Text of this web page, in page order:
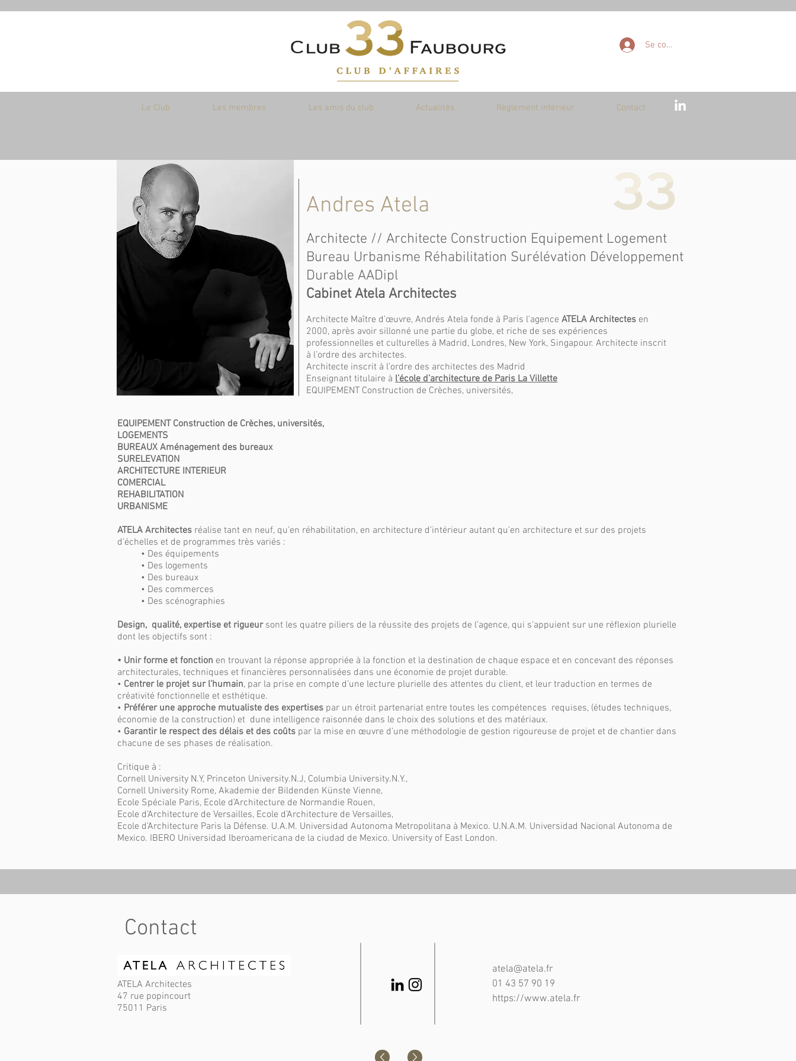
Se connecter
Le Club Les membres Les amis du club Actualités Règlement intérieur Contact
Andres Atela
Architecte // Architecte Construction Equipement Logement
Bureau Urbanisme Réhabilitation Surélévation Développement
Durable AADipl
Cabinet Atela Architectes
Architecte Maître d’œuvre, Andrés Atela fonde à Paris l’agence ATELA Architectes en
2000, après avoir sillonné une partie du globe, et riche de ses expériences
professionnelles et culturelles à Madrid, Londres, New York, Singapour. Architecte inscrit
à l’ordre des architectes.
Architecte inscrit à l’ordre des architectes des Madrid
Enseignant titulaire à l’école d’architecture de Paris La Villette
EQUIPEMENT Construction de Crèches, universités,
EQUIPEMENT Construction de Crèches, universités,
LOGEMENTS
BUREAUX Aménagement des bureaux
SURELEVATION
ARCHITECTURE INTERIEUR
COMERCIAL
REHABILITATION
URBANISME
ATELA Architectes réalise tant en neuf, qu’en réhabilitation, en architecture d’intérieur autant qu’en architecture et sur des projets
d’échelles et de programmes très variés :
• Des équipements
• Des logements
• Des bureaux
• Des commerces
• Des scénographies
Design, qualité, expertise et rigueursont les quatre piliers de la réussite des projets de l’agence, qui s’appuient sur une réflexion plurielle
dont les objectifs sont :
• Unir forme et fonction en trouvant la réponse appropriée à la fonction et la destination de chaque espace et en concevant des réponses
architecturales, techniques et financières personnalisées dans une économie de projet durable.
• Centrer le projet sur l’humain, par la prise en compte d’une lecture plurielle des attentes du client, et leur traduction en termes de
créativité fonctionnelle et esthétique.
• Préférer une approche mutualiste des expertises par un étroit partenariat entre toutes les compétences requises, (études techniques,
économie de la construction) et dune intelligence raisonnée dans le choix des solutions et des matériaux.
• Garantir le respect des délais et des coûts par la mise en œuvre d’une méthodologie de gestion rigoureuse de projet et de chantier dans
chacune de ses phases de réalisation.
Critique à :
Cornell University N.Y, Princeton University.N.J, Columbia University.N.Y.,
Cornell University Rome, Akademie der Bildenden Künste Vienne,
Ecole Spéciale Paris, Ecole d’Architecture de Normandie Rouen,
Ecole d’Architecture de Versailles, Ecole d’Architecture de Versailles,
Ecole d’Architecture Paris la Défense. U.A.M. Universidad Autonoma Metropolitana à Mexico. U.N.A.M. Universidad Nacional Autonoma de
Mexico. IBERO Universidad Iberoamericana de la ciudad de Mexico. University of East London.
Contact
ATELA Architectes
47 rue popincourt
75011 Paris
atela@atela.fr
01 43 57 90 19
https://www.atela.fr